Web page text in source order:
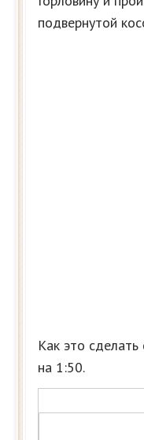
подвернутой
Как это
на 1:50.